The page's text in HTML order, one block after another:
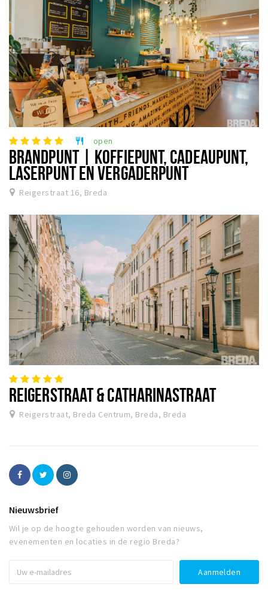
restaurant open
BRANDPUNT | KOFFIEPUNT, CADEAUPUNT,
LASERPUNT EN VERGADERPUNT
Reigerstraat 16, Breda
REIGERSTRAAT & CATHARINASTRAAT
Reigerstraat, Breda Centrum, Breda, Breda
Nieuwsbrief
Wil je op de hoogte gehouden worden van nieuws,
evenementen en locaties in de regio Breda?